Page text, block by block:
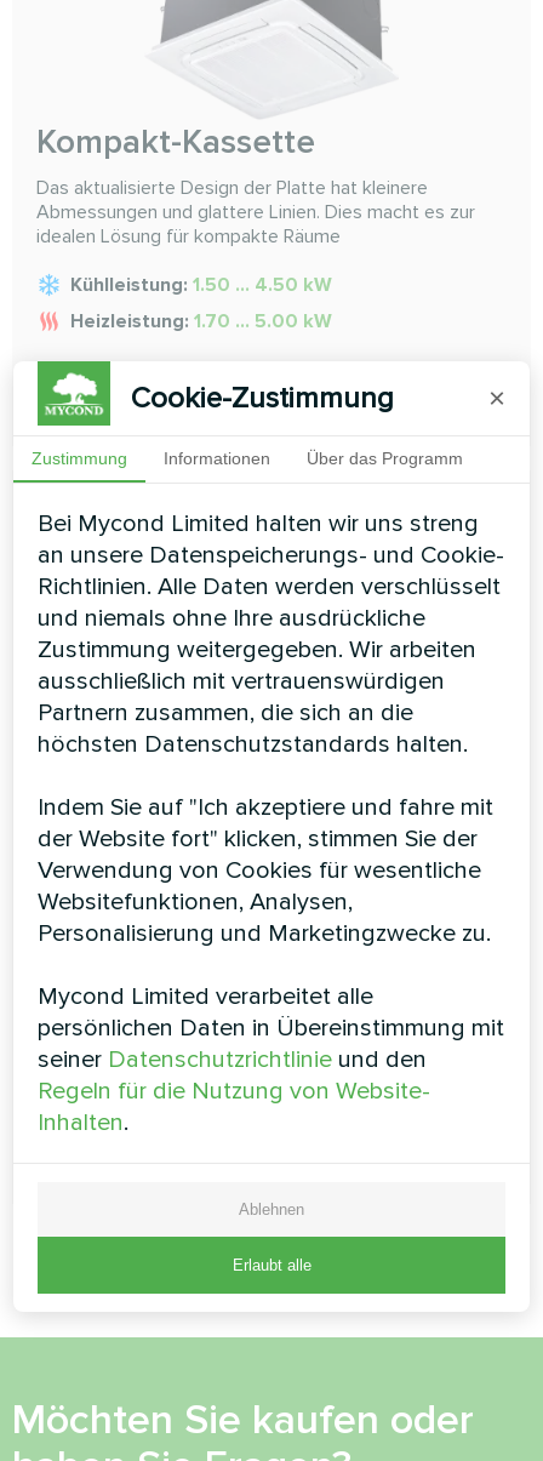
Kompakt-Kassette
Das aktualisierte Design der Platte hat kleinere
Abmessungen und glattere Linien. Dies macht es zur
idealen Lösung für kompakte Räume
Kühlleistung: 1.50 ... 4.50 kW
Heizleistung: 1.70 ... 5.00 kW
MEHR LESEN
4-Wege-Kassetten-
Gebläsekonvektoren Serie
MCFK-T2
Der Kassetten-Gebläsekonvektor wird an der Decke
installiert, so dass er keinen wertvollen Platz an den
Wänden beansprucht und die Raumgestaltung nicht
Geschäftsräumen mit nicht zu hohen Decken verwendet
Kühlleistung:2.4 ... 12,6 kW
Heizleistung: 3,7 ... 18,9 kW
Möchten Sie kaufen oder
Cookie-Zustimmung ×
Zustimmung Informationen Über das Programm
Bei Mycond Limited halten wir uns streng
an unsere Datenspeicherungs- und Cookie-
Richtlinien. Alle Daten werden verschlüsselt
und niemals ohne Ihre ausdrückliche
Zustimmung weitergegeben. Wir arbeiten
ausschließlich mit vertrauenswürdigen
Partnern zusammen, die sich an die
höchsten Datenschutzstandards halten.
Indem Sie auf "Ich akzeptiere und fahre mit
der Website fort" klicken, stimmen Sie der
Verwendung von Cookies für wesentliche
Websitefunktionen, Analysen,
Personalisierung und Marketingzwecke zu.
Mycond Limited verarbeitet alle
persönlichen Daten in Übereinstimmung mit
seiner Datenschutzrichtlinie und den
Regeln für die Nutzung von Website-
Inhalten.
Ablehnen
Erlaubt alle